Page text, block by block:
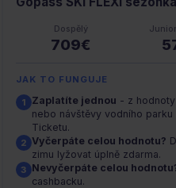
Dospělý
709€
JAK TO FUNGUJE
1 Zaplatíte jednou - z
nebo návštěvy vodního
Ticketu.
2 Vyčerpáte celou hodnotu?
zimu lyžovat úplně zdarma.
3 Nevyčerpáte celou
cashbacku.